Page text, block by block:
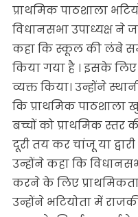
प्राथमिक पाठशाला
विधानसभा उपाध्यक्ष
कहा कि स्कूल की लंबे
किया गया है । इसके
व्यक्त किया। उन्होंने
कि प्राथमिक
बच्चों को प्राथमिक स्तर
दूरी तय कर चांजू या
उन्होंने कहा कि
करने के लिए
उन्होंने भटियोता में